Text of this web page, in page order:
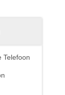
Telefoon